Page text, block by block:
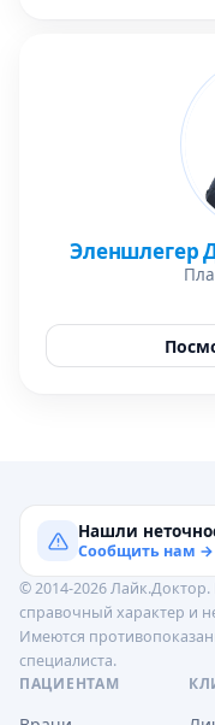
Эленшлегер
Нашли
Сообщить нам →
© 2014-2026
справочный характер и
Имеются
специалиста.
ПАЦИЕНТАМ